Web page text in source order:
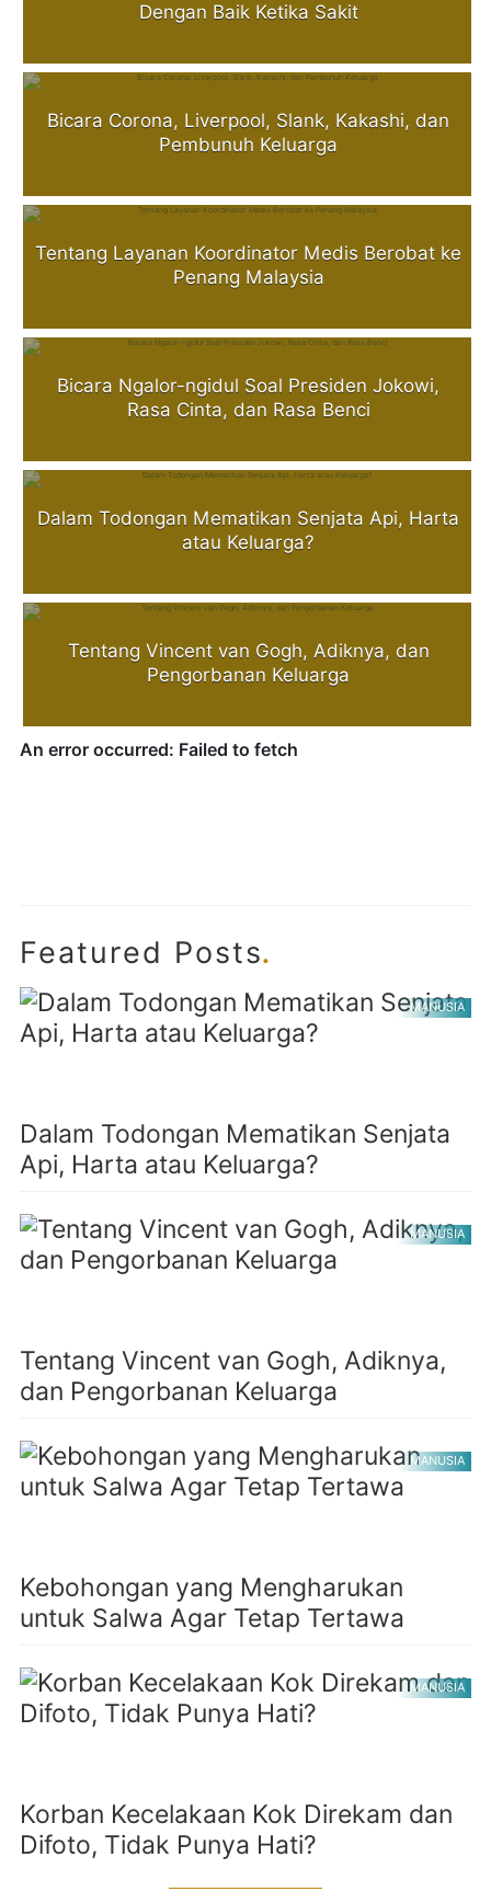
Dengan Baik Ketika Sakit
Bicara Corona, Liverpool, Slank, Kakashi, dan
Pembunuh Keluarga
Tentang Layanan Koordinator Medis Berobat ke
Penang Malaysia
Bicara Ngalor-ngidul Soal Presiden Jokowi,
Rasa Cinta, dan Rasa Benci
Dalam Todongan Mematikan Senjata Api, Harta
atau Keluarga?
Tentang Vincent van Gogh, Adiknya, dan
Pengorbanan Keluarga
Featured Posts.
MANUSIA
Dalam Todongan Mematikan Senjata
Api, Harta atau Keluarga?
MANUSIA
Tentang Vincent van Gogh, Adiknya,
dan Pengorbanan Keluarga
MANUSIA
Kebohongan yang Mengharukan
untuk Salwa Agar Tetap Tertawa
MANUSIA
Korban Kecelakaan Kok Direkam dan
Difoto, Tidak Punya Hati?